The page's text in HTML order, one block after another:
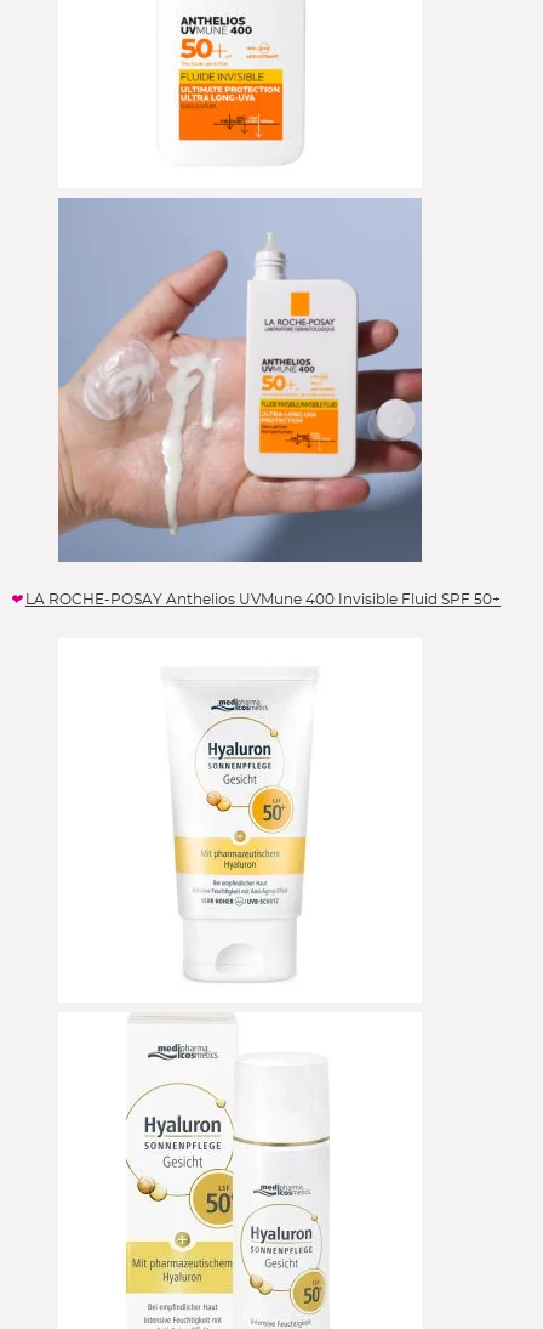
LA ROCHE-POSAY Anthelios UVMune 400 Invisible Fluid SPF 50+